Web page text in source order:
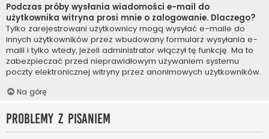
Podczas próby wysłania wiadomości e-mail do
użytkownika witryna prosi mnie o zalogowanie. Dlaczego?
Tylko zarejestrowani użytkownicy mogą wysyłać e-maile do
innych użytkowników przez wbudowany formularz wysyłania e-
maili i tylko wtedy, jeżeli administrator włączył tę funkcję. Ma to
zabezpieczać przed nieprawidłowym używaniem systemu
poczty elektronicznej witryny przez anonimowych użytkowników.
Na górę
Problemy z pisaniem